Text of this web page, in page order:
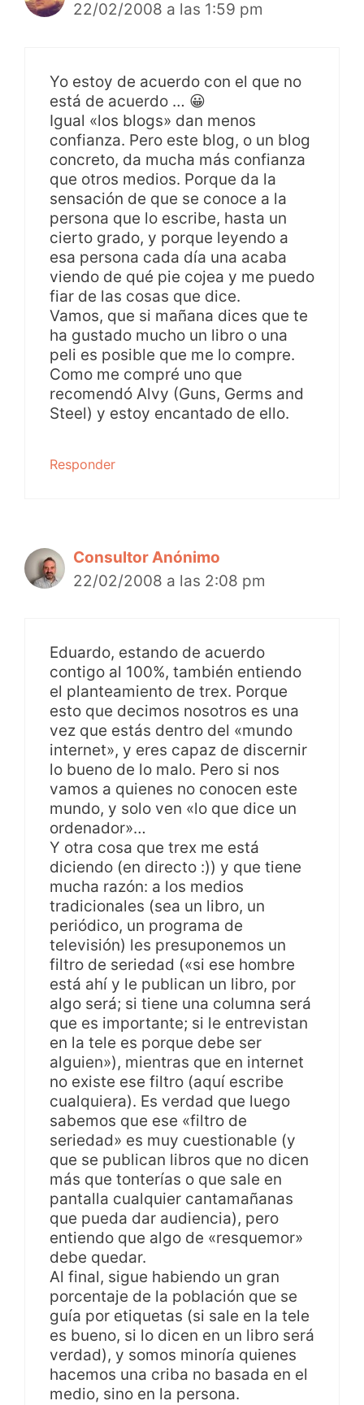
22/02/2008 a las 1:59 pm
Yo estoy de acuerdo con el que no
está de acuerdo … 😀
Igual «los blogs» dan menos
confianza. Pero este blog, o un blog
concreto, da mucha más confianza
que otros medios. Porque da la
sensación de que se conoce a la
persona que lo escribe, hasta un
cierto grado, y porque leyendo a
esa persona cada día una acaba
viendo de qué pie cojea y me puedo
fiar de las cosas que dice.
Vamos, que si mañana dices que te
ha gustado mucho un libro o una
peli es posible que me lo compre.
Como me compré uno que
recomendó Alvy (Guns, Germs and
Steel) y estoy encantado de ello.
Responder
Consultor Anónimo
22/02/2008 a las 2:08 pm
Eduardo, estando de acuerdo
contigo al 100%, también entiendo
el planteamiento de trex. Porque
esto que decimos nosotros es una
vez que estás dentro del «mundo
internet», y eres capaz de discernir
lo bueno de lo malo. Pero si nos
vamos a quienes no conocen este
mundo, y solo ven «lo que dice un
ordenador»…
Y otra cosa que trex me está
diciendo (en directo :)) y que tiene
mucha razón: a los medios
tradicionales (sea un libro, un
periódico, un programa de
televisión) les presuponemos un
filtro de seriedad («si ese hombre
está ahí y le publican un libro, por
algo será; si tiene una columna será
que es importante; si le entrevistan
en la tele es porque debe ser
alguien»), mientras que en internet
no existe ese filtro (aquí escribe
cualquiera). Es verdad que luego
sabemos que ese «filtro de
seriedad» es muy cuestionable (y
que se publican libros que no dicen
más que tonterías o que sale en
pantalla cualquier cantamañanas
que pueda dar audiencia), pero
entiendo que algo de «resquemor»
debe quedar.
Al final, sigue habiendo un gran
porcentaje de la población que se
guía por etiquetas (si sale en la tele
es bueno, si lo dicen en un libro será
verdad), y somos minoría quienes
hacemos una criba no basada en el
medio, sino en la persona.